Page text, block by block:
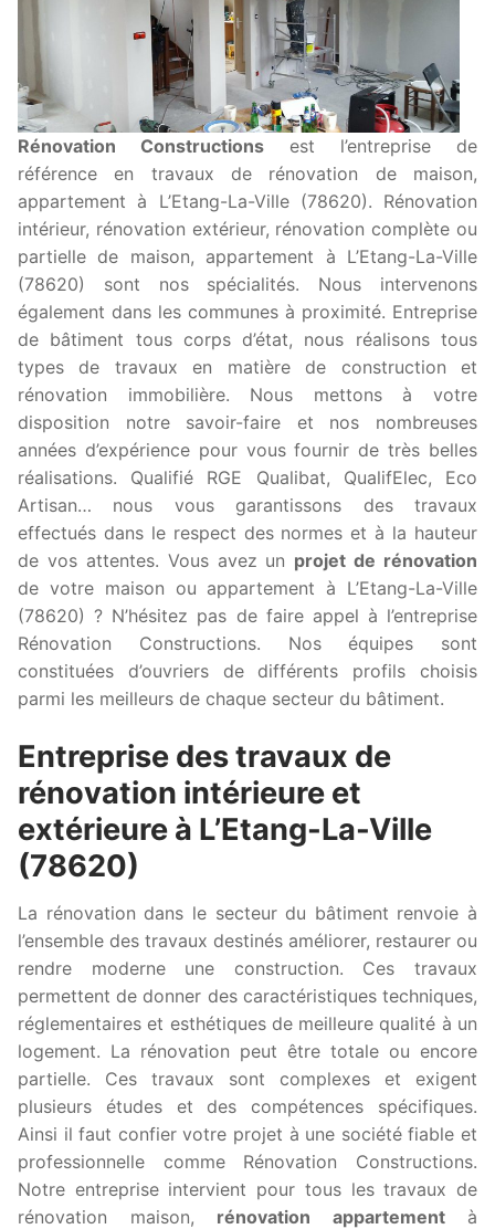
Rénovation Constructions est l’entreprise de
référence en travaux de rénovation de maison,
appartement à L’Etang-La-Ville (78620). Rénovation
intérieur, rénovation extérieur, rénovation complète ou
partielle de maison, appartement à L’Etang-La-Ville
(78620) sont nos spécialités. Nous intervenons
également dans les communes à proximité. Entreprise
de bâtiment tous corps d’état, nous réalisons tous
types de travaux en matière de construction et
rénovation immobilière. Nous mettons à votre
disposition notre savoir-faire et nos nombreuses
années d’expérience pour vous fournir de très belles
réalisations. Qualifié RGE Qualibat, QualifElec, Eco
Artisan… nous vous garantissons des travaux
effectués dans le respect des normes et à la hauteur
de vos attentes. Vous avez un projet de rénovation
de votre maison ou appartement à L’Etang-La-Ville
(78620) ? N’hésitez pas de faire appel à l’entreprise
Rénovation Constructions. Nos équipes sont
constituées d’ouvriers de différents profils choisis
parmi les meilleurs de chaque secteur du bâtiment.
Entreprise des travaux de
rénovation intérieure et
extérieure à L’Etang-La-Ville
(78620)
La rénovation dans le secteur du bâtiment renvoie à
l’ensemble des travaux destinés améliorer, restaurer ou
rendre moderne une construction. Ces travaux
permettent de donner des caractéristiques techniques,
réglementaires et esthétiques de meilleure qualité à un
logement. La rénovation peut être totale ou encore
partielle. Ces travaux sont complexes et exigent
plusieurs études et des compétences spécifiques.
Ainsi il faut confier votre projet à une société fiable et
professionnelle comme Rénovation Constructions.
Notre entreprise intervient pour tous les travaux de
rénovation maison, rénovation appartementà